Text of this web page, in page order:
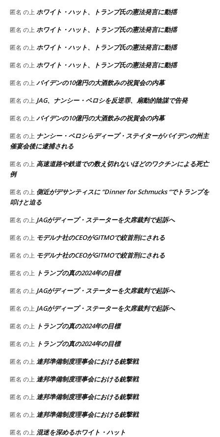
匿名 の上 ホワイト・ハット、トランプ氏の憲法発言に動揺
匿名 の上 ホワイト・ハット、トランプ氏の憲法発言に動揺
匿名 の上 ホワイト・ハット、トランプ氏の憲法発言に動揺
匿名 の上 ホワイト・ハット、トランプ氏の憲法発言に動揺
匿名 の上 バイデンの10億円の大酒飲みの祝賀会の内幕
匿名 の上 JAG、ナンシー・ペロシを反逆罪、扇動的陰謀で告発
匿名 の上 バイデンの10億円の大酒飲みの祝賀会の内幕
匿名 の上 ナンシー・ペロシらディープ・ステイターがバイデンの州主
催宴会後に逮捕される
匿名 の上 高速道路や鉄道での数え切れないほどのワクチンによる死亡
例
匿名 の上 側近がデサンティスに “Dinner for Schmucks “でトランプを
叩けと迫る
匿名 の上 JAGがディープ・ステーターを欠席裁判で起訴へ
匿名 の上 モデルナ社のCEOがGITMOで絞首刑にされる
匿名 の上 モデルナ社のCEOがGITMOで絞首刑にされる
匿名 の上 トランプの真の2024年の目標
匿名 の上 JAGがディープ・ステーターを欠席裁判で起訴へ
匿名 の上 JAGがディープ・ステーターを欠席裁判で起訴へ
匿名 の上 トランプの真の2024年の目標
匿名 の上 トランプの真の2024年の目標
匿名 の上 連邦準備制度理事会における銃撃戦
匿名 の上 連邦準備制度理事会における銃撃戦
匿名 の上 連邦準備制度理事会における銃撃戦
匿名 の上 連邦準備制度理事会における銃撃戦
匿名 の上 混迷を深めるホワイト・ハット